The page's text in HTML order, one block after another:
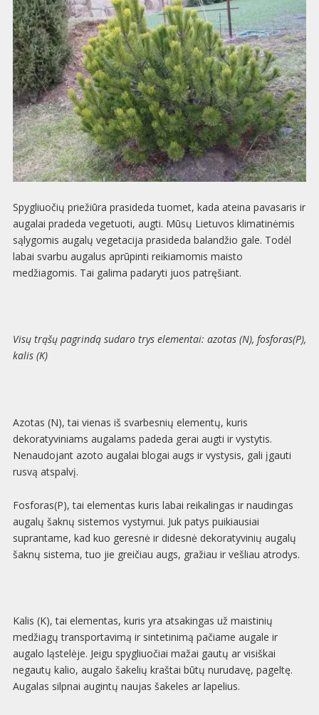
Spygliuočių priežiūra prasideda tuomet, kada ateina pavasaris ir
augalai pradeda vegetuoti, augti. Mūsų Lietuvos klimatinėmis
sąlygomis augalų vegetacija prasideda balandžio gale. Todėl
labai svarbu augalus aprūpinti reikiamomis maisto
medžiagomis. Tai galima padaryti juos patręšiant.
Visų trąšų pagrindą sudaro trys elementai: azotas (N), fosforas(P),
kalis (K)
Azotas (N), tai vienas iš svarbesnių elementų, kuris
dekoratyviniams augalams padeda gerai augti ir vystytis.
Nenaudojant azoto augalai blogai augs ir vystysis, gali įgauti
rusvą atspalvį.
Fosforas(P), tai elementas kuris labai reikalingas ir naudingas
augalų šaknų sistemos vystymui. Juk patys puikiausiai
suprantame, kad kuo geresnė ir didesnė dekoratyvinių augalų
šaknų sistema, tuo jie greičiau augs, gražiau ir vešliau atrodys.
Kalis (K), tai elementas, kuris yra atsakingas už maistinių
medžiagų transportavimą ir sintetinimą pačiame augale ir
augalo ląstelėje. Jeigu spygliuočiai mažai gautų ar visiškai
negautų kalio, augalo šakelių kraštai būtų nurudavę, pageltę.
Augalas silpnai augintų naujas šakeles ar lapelius.